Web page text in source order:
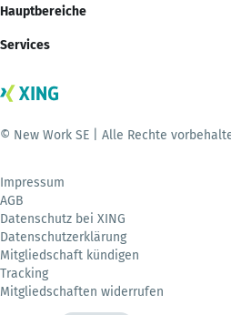
Hauptbereiche
Services
© New Work SE | Alle Rechte
Impressum
AGB
Datenschutz bei XING
Datenschutzerklärung
Mitgliedschaft kündigen
Tracking
Mitgliedschaften widerrufen